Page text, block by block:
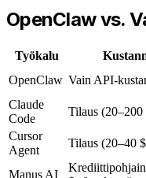
OpenClaw vs.
Työkalu
OpenClaw Vain API-
Claude
Code
Tilaus
Cursor
Agent
Tilaus (20–40
Manus AI